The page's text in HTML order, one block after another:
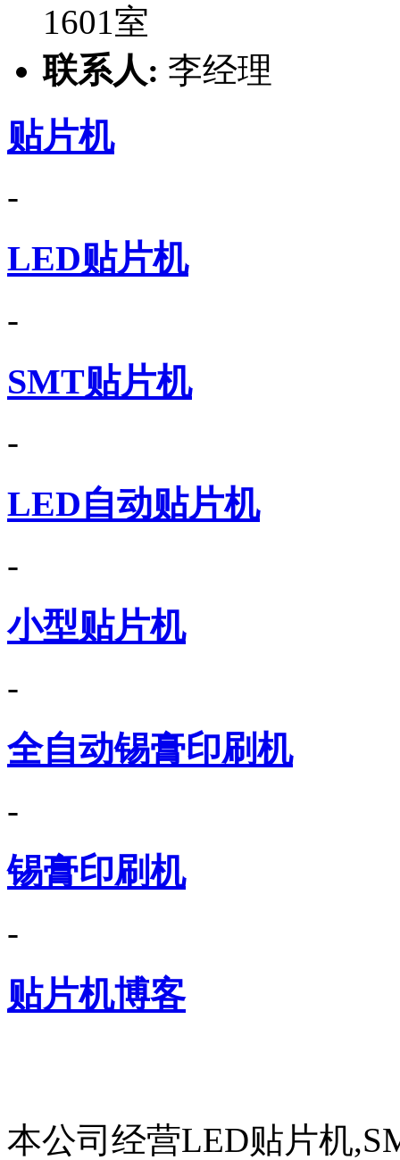
1601室
联系人: 李经理
贴片机
-
LED贴片机
-
SMT贴片机
-
LED自动贴片机
-
小型贴片机
-
全自动锡膏印刷机
-
锡膏印刷机
-
贴片机博客
本公司经营LED贴片机